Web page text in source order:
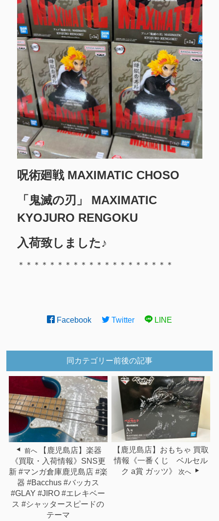
呪術廻戦 MAXIMATIC CHOSO
「鬼滅の刃」 MAXIMATIC
KYOJURO RENGOKU
入荷致しました♪
＊＊＊＊＊＊＊＊＊＊＊＊＊＊＊＊＊＊＊＊
Facebook Twitter LINE
同カテゴリー前後の記事
前へ
【鹿児島店】楽器
《買取・入荷情報》SNS更
新 #マンガ倉庫鹿児島店 #楽
器 #Bacchus #バッカス
#GLAY #JIRO #エレキベー
ス #シャッタースピードの
テーマ
【鹿児島店】おもちゃ 買取
情報《一番くじ ベルセル
ク a賞 ガッツ》
次へ